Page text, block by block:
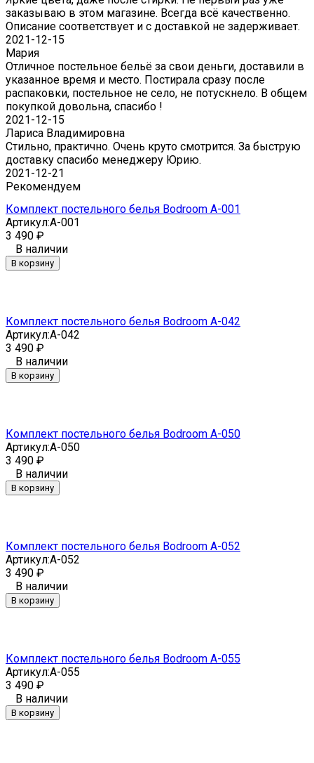
заказываю в этом магазине. Всегда всё качественно.
Описание соответствует и с доставкой не задерживает.
2021-12-15
Мария
Отличное постельное бельё за свои деньги, доставили в
указанное время и место. Постирала сразу после
распаковки, постельное не село, не потускнело. В общем
покупкой довольна, спасибо !
2021-12-15
Лариса Владимировна
Стильно, практично. Очень круто смотрится. За быструю
доставку спасибо менеджеру Юрию.
2021-12-21
Рекомендуем
Комплект постельного белья Bodroom A-001
Артикул:A-001
3 490 ₽
В наличии
В корзину
Комплект постельного белья Bodroom A-042
Артикул:A-042
3 490 ₽
В наличии
В корзину
Комплект постельного белья Bodroom A-050
Артикул:A-050
3 490 ₽
В наличии
В корзину
Комплект постельного белья Bodroom A-052
Артикул:A-052
3 490 ₽
В наличии
В корзину
Комплект постельного белья Bodroom A-055
Артикул:A-055
3 490 ₽
В наличии
В корзину